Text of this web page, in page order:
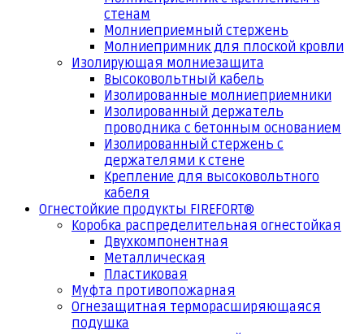
стенам
Молниеприемный стержень
Молниепримник для плоской кровли
Изолирующая молниезащита
Высоковольтный кабель
Изолированные молниеприемники
Изолированный держатель
проводника с бетонным основанием
Изолированный стержень с
держателями к стене
Крепление для высоковольтного
кабеля
Огнестойкие продукты FIREFORT®
Коробка распределительная огнестойкая
Двухкомпонентная
Металлическая
Пластиковая
Муфта противопожарная
Огнезащитная терморасширяющаяся
подушка